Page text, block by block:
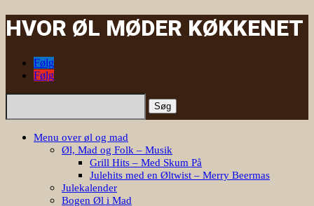
HVOR ØL MØDER KØKKENET
Følg
Følg
Søg
Menu over øl og mad
Øl, Mad og Folk – Musik
Grill Hits – Med Skum På
Julehits med en Øltwist – Merry Beermas
Julekalender
Bogen Øl i Mad